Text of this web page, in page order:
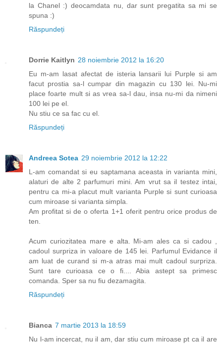
la Chanel :) deocamdata nu, dar sunt pregatita sa mi se
spuna :)
Răspundeți
Dorrie Kaitlyn 28 noiembrie 2012 la 16:20
Eu m-am lasat afectat de isteria lansarii lui Purple si am
facut prostia sa-l cumpar din magazin cu 130 lei. Nu-mi
place foarte mult si as vrea sa-l dau, insa nu-mi da nimeni
100 lei pe el.
Nu stiu ce sa fac cu el.
Răspundeți
Andreea Sotea 29 noiembrie 2012 la 12:22
L-am comandat si eu saptamana aceasta in varianta mini,
alaturi de alte 2 parfumuri mini. Am vrut sa il testez intai,
pentru ca mi-a placut mult varianta Purple si sunt curioasa
cum miroase si varianta simpla.
Am profitat si de o oferta 1+1 oferit pentru orice produs de
ten.
Acum curiozitatea mare e alta. Mi-am ales ca si cadou ,
cadoul surpriza in valoare de 145 lei. Parfumul Evidance il
am luat de curand si m-a atras mai mult cadoul surpriza.
Sunt tare curioasa ce o fi.... Abia astept sa primesc
comanda. Sper sa nu fiu dezamagita.
Răspundeți
Bianca 7 martie 2013 la 18:59
Nu l-am incercat, nu il am, dar stiu cum miroase pt ca il are